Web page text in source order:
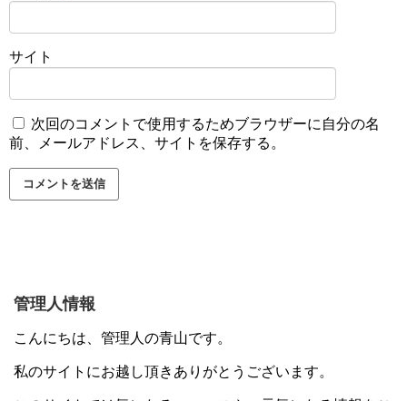
サイト
次回のコメントで使用するためブラウザーに自分の名
前、メールアドレス、サイトを保存する。
管理人情報
こんにちは、管理人の青山です。
私のサイトにお越し頂きありがとうございます。